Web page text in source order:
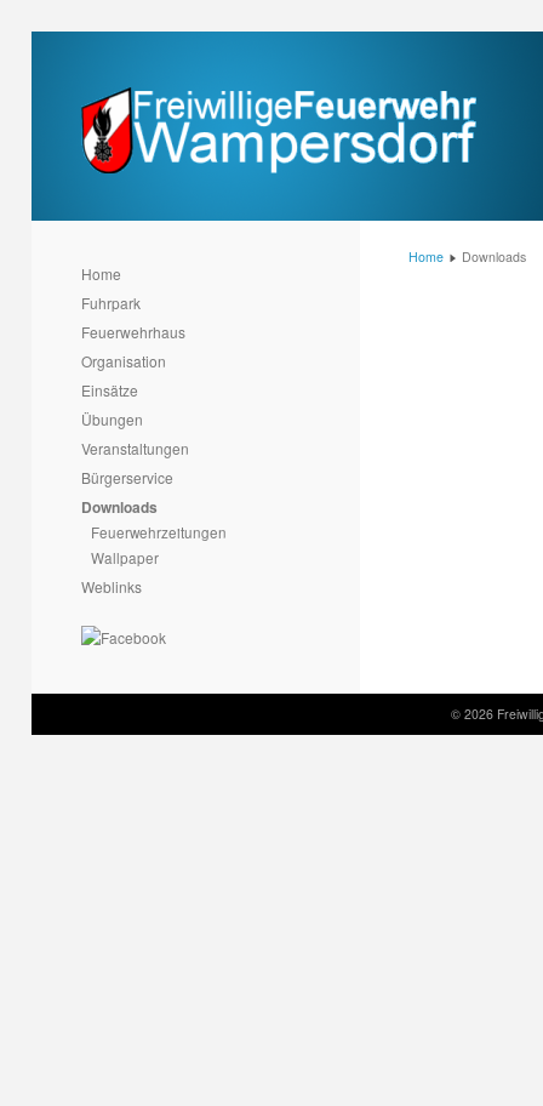
Home
Fuhrpark
Feuerwehrhaus
Organisation
Einsätze
Übungen
Veranstaltungen
Bürgerservice
Downloads
Feuerwehrzeitungen
Wallpaper
Weblinks
Home Downloads
© 2026